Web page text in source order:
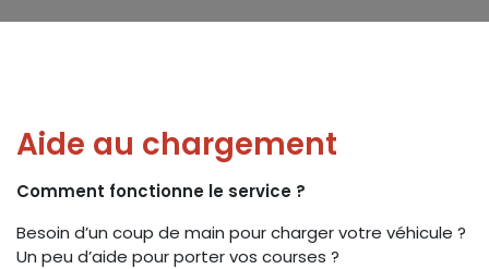
Aide au chargement
Comment fonctionne le service ?
Besoin d’un coup de main pour charger votre véhicule ?
Un peu d’aide pour porter vos courses ?